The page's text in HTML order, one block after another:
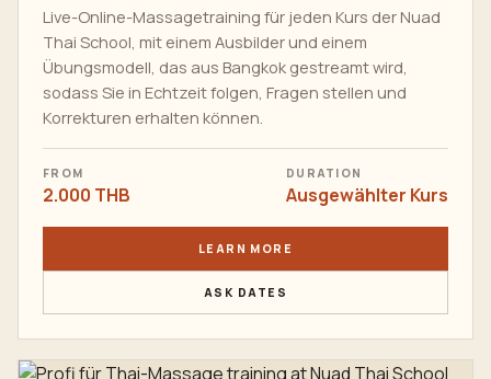
Live-Online-Massagetraining für jeden Kurs der Nuad
Thai School, mit einem Ausbilder und einem
Übungsmodell, das aus Bangkok gestreamt wird,
sodass Sie in Echtzeit folgen, Fragen stellen und
Korrekturen erhalten können.
FROM
2.000 THB
DURATION
Ausgewählter Kurs
LEARN MORE
ASK DATES